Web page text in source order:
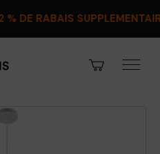
SUPPLÉMENTAIRE